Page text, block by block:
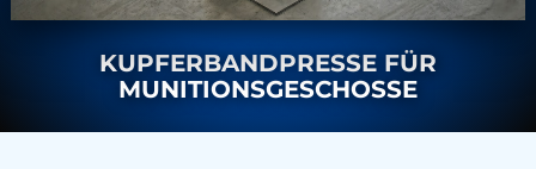
Nitrogen Generating Storage and Distribution
Dynamic Snubber Shock Arrestor Test Facility
Rotor Dynamics Test Facility
Computerized Control Universal Brake Test Bench
KUPFERBANDPRESSE FÜR
MUNITIONSGESCHOSSE
Contact Sales
About